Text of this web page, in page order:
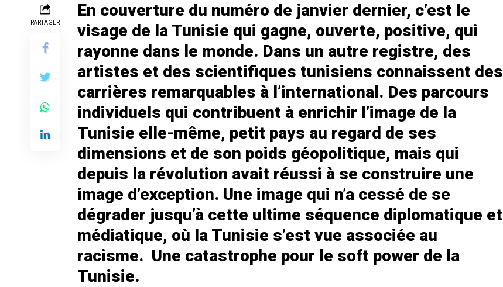
PARTAGER
En couverture du numéro de janvier dernier, c’est le
visage de la Tunisie qui gagne, ouverte, positive, qui
rayonne dans le monde. Dans un autre registre, des
artistes et des scientifiques tunisiens connaissent des
carrières remarquables à l’international. Des parcours
individuels qui contribuent à enrichir l’image de la
Tunisie elle-même, petit pays au regard de ses
dimensions et de son poids géopolitique, mais qui
depuis la révolution avait réussi à se construire une
image d’exception. Une image qui n’a cessé de se
dégrader jusqu’à cette ultime séquence diplomatique et
médiatique, où la Tunisie s’est vue associée au
racisme. Une catastrophe pour le soft power de la
Tunisie.